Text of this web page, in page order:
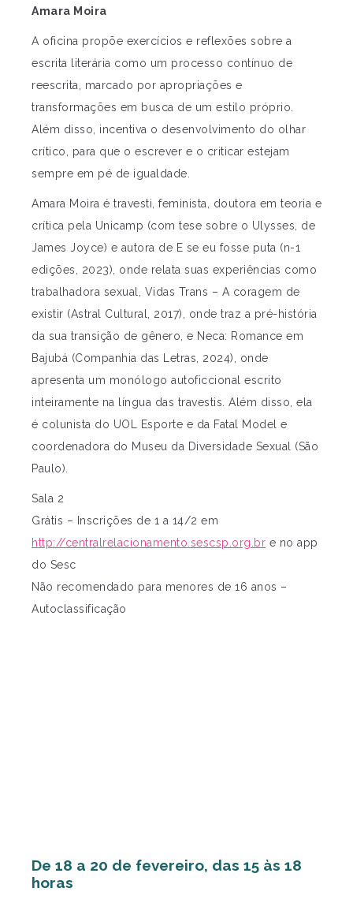
Amara Moira
A oficina propõe exercícios e reflexões sobre a
escrita literária como um processo contínuo de
reescrita, marcado por apropriações e
transformações em busca de um estilo próprio.
Além disso, incentiva o desenvolvimento do olhar
crítico, para que o escrever e o criticar estejam
sempre em pé de igualdade.
Amara Moira é travesti, feminista, doutora em teoria e
crítica pela Unicamp (com tese sobre o Ulysses, de
James Joyce) e autora de E se eu fosse puta (n-1
edições, 2023), onde relata suas experiências como
trabalhadora sexual, Vidas Trans – A coragem de
existir (Astral Cultural, 2017), onde traz a pré-história
da sua transição de gênero, e Neca: Romance em
Bajubá (Companhia das Letras, 2024), onde
apresenta um monólogo autoficcional escrito
inteiramente na língua das travestis. Além disso, ela
é colunista do UOL Esporte e da Fatal Model e
coordenadora do Museu da Diversidade Sexual (São
Paulo).
Sala 2
Grátis – Inscrições de 1 a 14/2 em
http://centralrelacionamento.sescsp.org.br e no app
do Sesc
Não recomendado para menores de 16 anos –
Autoclassificação
De 18 a 20 de fevereiro, das 15 às 18
horas